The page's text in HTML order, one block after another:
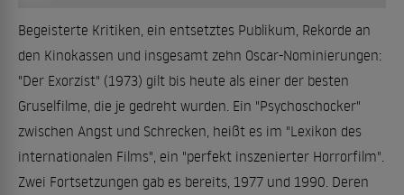
Begeisterte Kritiken, ein entsetztes Publikum, Rekorde an
den Kinokassen und insgesamt zehn Oscar-Nominierungen:
"Der Exorzist" (1973) gilt bis heute als einer der besten
Gruselfilme, die je gedreht wurden. Ein "Psychoschocker"
zwischen Angst und Schrecken, heißt es im "Lexikon des
internationalen Films", ein "perfekt inszenierter Horrorfilm".
Zwei Fortsetzungen gab es bereits, 1977 und 1990. Deren